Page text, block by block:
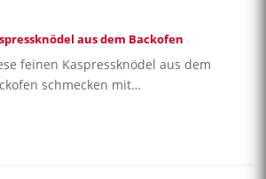
aus dem Backofen
feinen Kaspressknödel aus dem
schmecken mit…